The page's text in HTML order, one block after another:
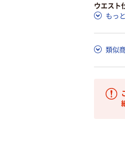
ウエスト
もっ
類似